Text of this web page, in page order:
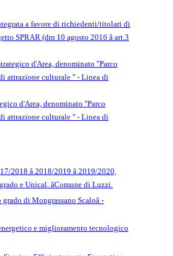
a favore di richiedenti/titolari di
(dm 10 agosto 2016 â art.3
d'Area, denominato "Parco
attrazione culturale " - Linea di
d'Area, denominato "Parco
attrazione culturale " - Linea di
â 2018/2019 â 2019/2020,
e Unical. âComune di Luzzi.
di Mongrassano Scaloâ -
e miglioramento tecnologico